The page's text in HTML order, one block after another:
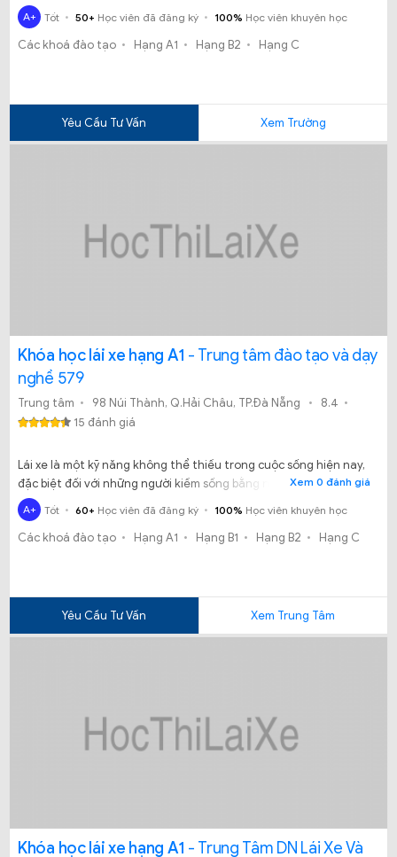
nhiều và bạn không thể nào phân biệt được trung tâm nào là
tốt, trung tâm nào là lừa đảo. Vậy bạn đã biết đến Trường Cao
đẳng nghề KV Long Thành - Nhơn Trạch chưa?
A+ Tốt 50+ Học viên đã đăng ký 100% Học viên khuyên học
Các khoá đào tạo Hạng A1 Hạng B2 Hạng C
Yêu Cầu Tư Vấn Xem Trường
Khóa học lái xe hạng A1 - Trung tâm đào tạo và dạy
nghề 579
Trung tâm 98 Núi Thành, Q.Hải Châu, TP.Đà Nẵng
8.4
15 đánh giá
Lái xe là một kỹ năng không thể thiếu trong cuộc sống hiện nay,
đặc biệt đối với những người kiếm sống bằng nghề lái xe. Vì thế,
nhu cầu học lái xe đang ngày càng tăng cao, kèm theo đó là các
trung tâm đào tạo lái xe cũng xuất hiện một nhiều hơn. Vậy học
tại nơi nào uy tín, đảm bảo chất lượng đầu ra? Hãy thử tìm hiểu
Xem 0 đánh giá
A+ Tốt 60+ Học viên đã đăng ký 100% Học viên khuyên học
Các khoá đào tạo Hạng A1 Hạng B1 Hạng B2 Hạng C
Yêu Cầu Tư Vấn Xem Trung Tâm
Khóa học lái xe hạng A1 - Trung Tâm DN Lái Xe Và